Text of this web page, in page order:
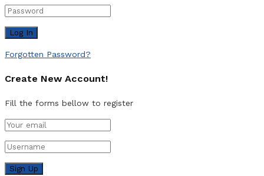
Forgotten Password?
Create New Account!
Fill the forms bellow to register